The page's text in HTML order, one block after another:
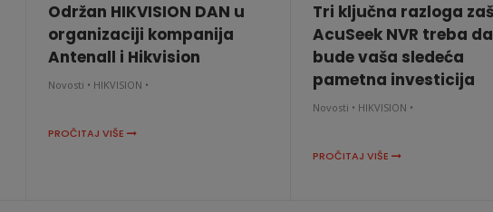
Održan HIKVISION DAN u
organizaciji kompanija
Antenall i Hikvision
Novosti • HIKVISION •
PROČITAJ VIŠE
Tri ključna razloga
AcuSeek NVR treba da
bude vaša sledeća
pametna investicija
Novosti • HIKVISION •
PROČITAJ VIŠE